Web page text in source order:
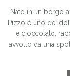
Nato in un borgo
Pizzo è uno dei
e cioccolato,
avvolto da una